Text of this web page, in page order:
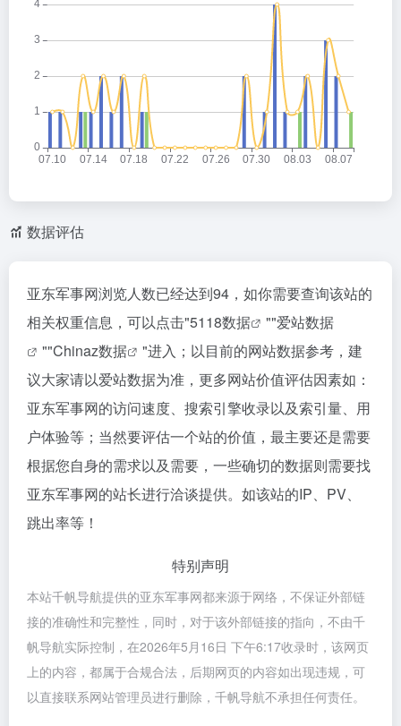
数据评估
亚东军事网浏览人数已经达到94，如你需要查询该站的
相关权重信息，可以点击"5118数据 ""爱站数据
""Chinaz数据
"进入；以目前的网站数据参考，建
议大家请以爱站数据为准，更多网站价值评估因素如：
亚东军事网的访问速度、搜索引擎收录以及索引量、用
户体验等；当然要评估一个站的价值，最主要还是需要
根据您自身的需求以及需要，一些确切的数据则需要找
亚东军事网的站长进行洽谈提供。如该站的IP、PV、
跳出率等！
特别声明
本站千帆导航提供的亚东军事网都来源于网络，不保证外部链
接的准确性和完整性，同时，对于该外部链接的指向，不由千
帆导航实际控制，在2026年5月16日 下午6:17收录时，该网页
上的内容，都属于合规合法，后期网页的内容如出现违规，可
以直接联系网站管理员进行删除，千帆导航不承担任何责任。